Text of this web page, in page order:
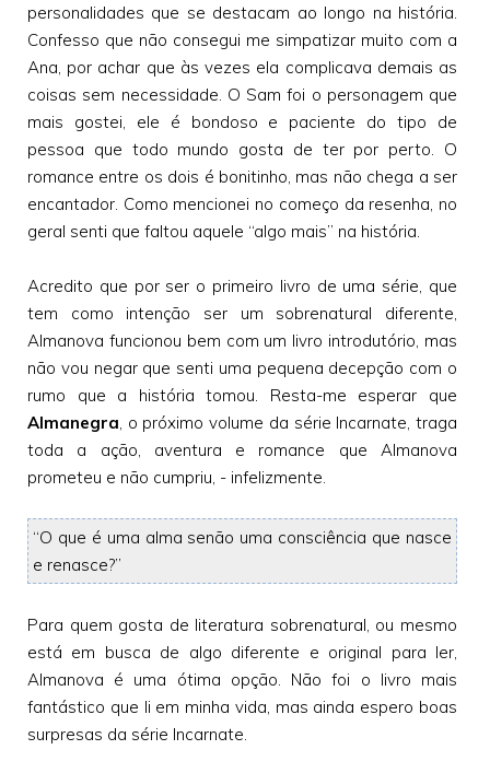
personalidades que se destacam ao longo na história.
Confesso que não consegui me simpatizar muito com a
Ana, por achar que às vezes ela complicava demais as
coisas sem necessidade. O Sam foi o personagem que
mais gostei, ele é bondoso e paciente do tipo de
pessoa que todo mundo gosta de ter por perto. O
romance entre os dois é bonitinho, mas não chega a ser
encantador. Como mencionei no começo da resenha, no
geral senti que faltou aquele “algo mais” na história.
Acredito que por ser o primeiro livro de uma série, que
tem como intenção ser um sobrenatural diferente,
Almanova funcionou bem com um livro introdutório, mas
não vou negar que senti uma pequena decepção com o
rumo que a história tomou. Resta-me esperar que
Almanegra, o próximo volume da série Incarnate, traga
toda a ação, aventura e romance que Almanova
prometeu e não cumpriu, - infelizmente.
“O que é uma alma senão uma consciência que nasce
e renasce?”
Para quem gosta de literatura sobrenatural, ou mesmo
está em busca de algo diferente e original para ler,
Almanova é uma ótima opção. Não foi o livro mais
fantástico que li em minha vida, mas ainda espero boas
surpresas da série Incarnate.